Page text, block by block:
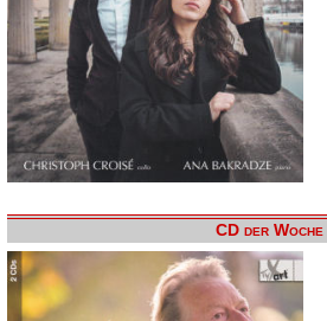
CD der Woche